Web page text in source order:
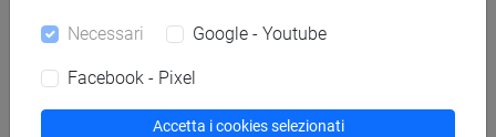
Ricerca persone
Necessari Google - Youtube
Facebook - Pixel
Accetta i cookies selezionati